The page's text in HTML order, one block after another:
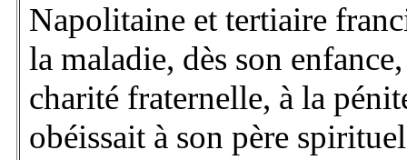
Napolitaine et tertiaire
la maladie, dès son
charité fraternelle, à la
obéissait à son père